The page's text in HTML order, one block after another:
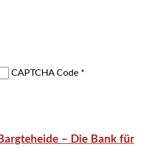
CAPTCHA Code *
– Die Bank für